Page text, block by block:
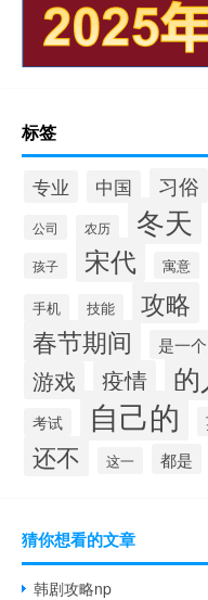
标签
专业 中国 习俗
公司 农历 冬天
孩子 宋代 寓意
手机 技能 攻略
春节期间 是一个
游戏 疫情 的
考试
自己的
还不 这一 都是
猜你想看的文章
韩剧攻略np